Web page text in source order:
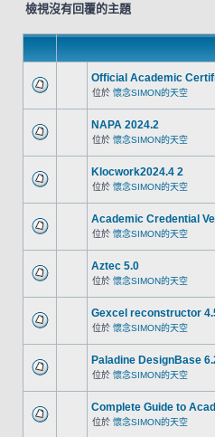
檢視沒有回覆的主題
Official Academic
位於 懷念SIMON的天空
NAPA 2024.2
位於 懷念SIMON的天空
Klocwork2024.4 2
位於 懷念SIMON的天空
Academic Credential
位於 懷念SIMON的天空
Aztec 5.0
位於 懷念SIMON的天空
Gexcel reconstructor
位於 懷念SIMON的天空
Paladine DesignBase
位於 懷念SIMON的天空
Complete Guide to
位於 懷念SIMON的天空